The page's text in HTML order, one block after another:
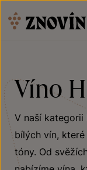
Víno
V naší kategorii
bílých vín,
tóny. Od